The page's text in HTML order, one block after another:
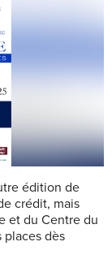
édition de
crédit, mais
et du Centre du
places dès